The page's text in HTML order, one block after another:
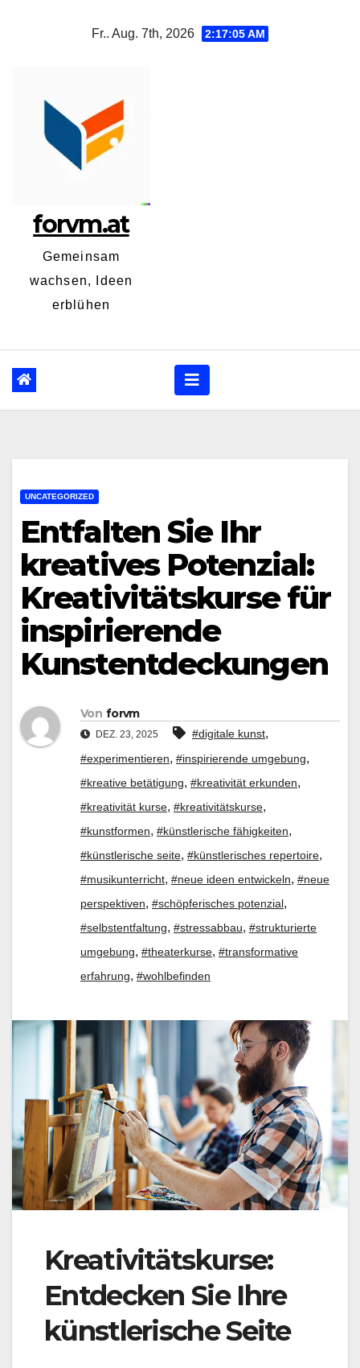
Fr.. Aug. 7th, 2026 2:17:06 AM
forvm.at
Gemeinsam
wachsen, Ideen
erblühen
UNCATEGORIZED
Entfalten Sie Ihr
kreatives Potenzial:
Kreativitätskurse für
inspirierende
Kunstentdeckungen
Von forvm
DEZ. 23, 2025 #digitale kunst,
#experimentieren, #inspirierende umgebung,
#kreative betätigung, #kreativität erkunden,
#kreativität kurse, #kreativitätskurse,
#kunstformen, #künstlerische fähigkeiten,
#künstlerische seite, #künstlerisches repertoire,
#musikunterricht, #neue ideen entwickeln, #neue
perspektiven, #schöpferisches potenzial,
#selbstentfaltung, #stressabbau, #strukturierte
umgebung, #theaterkurse, #transformative
erfahrung, #wohlbefinden
Kreativitätskurse:
Entdecken Sie Ihre
künstlerische Seite